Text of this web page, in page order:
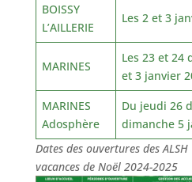
BOISSY
L’AILLERIE
Les 2 et 3
MARINES
Les 23 et 24
et 3 janvier
MARINES
Adosphère
Du jeudi 26
dimanche 5
Dates des ouvertures des
vacances de Noël 2024-2025